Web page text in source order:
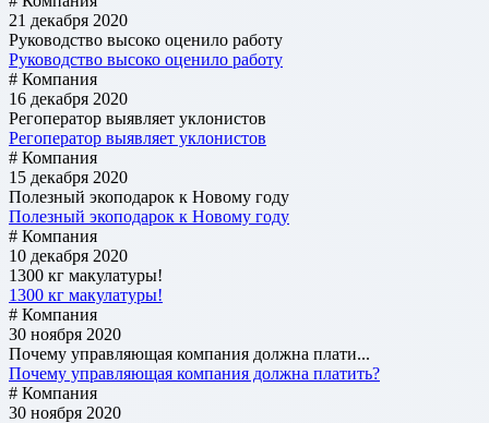
21 декабря 2020
Руководство высоко оценило работу
Руководство высоко оценило работу
# Компания
16 декабря 2020
Регоператор выявляет уклонистов
Регоператор выявляет уклонистов
# Компания
15 декабря 2020
Полезный экоподарок к Новому году
Полезный экоподарок к Новому году
# Компания
10 декабря 2020
1300 кг макулатуры!
1300 кг макулатуры!
# Компания
30 ноября 2020
Почему управляющая компания должна плати...
Почему управляющая компания должна платить?
# Компания
30 ноября 2020